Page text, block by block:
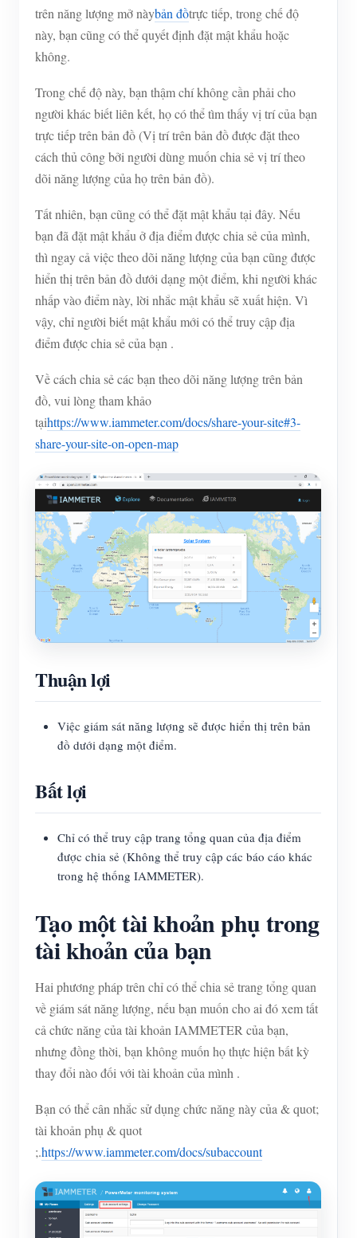
trên năng lượng mở nàybản đồtrực tiếp, trong chế độ
này, bạn cũng có thể quyết định đặt mật khẩu hoặc
không.
Trong chế độ này, bạn thậm chí không cần phải cho
người khác biết liên kết, họ có thể tìm thấy vị trí của bạn
trực tiếp trên bản đồ (Vị trí trên bản đồ được đặt theo
cách thủ công bởi người dùng muốn chia sẻ vị trí theo
dõi năng lượng của họ trên bản đồ).
Tất nhiên, bạn cũng có thể đặt mật khẩu tại đây. Nếu
bạn đã đặt mật khẩu ở địa điểm được chia sẻ của mình,
thì ngay cả việc theo dõi năng lượng của bạn cũng được
hiển thị trên bản đồ dưới dạng một điểm, khi người khác
nhấp vào điểm này, lời nhắc mật khẩu sẽ xuất hiện. Vì
vậy, chỉ người biết mật khẩu mới có thể truy cập địa
điểm được chia sẻ của bạn .
Về cách chia sẻ các bạn theo dõi năng lượng trên bản
đồ, vui lòng tham khảo
tạihttps://www.iammeter.com/docs/share-your-site#3-
share-your-site-on-open-map
Thuận lợi
Việc giám sát năng lượng sẽ được hiển thị trên bản
đồ dưới dạng một điểm.
Bất lợi
Chỉ có thể truy cập trang tổng quan của địa điểm
được chia sẻ (Không thể truy cập các báo cáo khác
trong hệ thống IAMMETER).
Tạo một tài khoản phụ trong
tài khoản của bạn
Hai phương pháp trên chỉ có thể chia sẻ trang tổng quan
về giám sát năng lượng, nếu bạn muốn cho ai đó xem tất
cả chức năng của tài khoản IAMMETER của bạn,
nhưng đồng thời, bạn không muốn họ thực hiện bất kỳ
thay đổi nào đối với tài khoản của mình .
Bạn có thể cân nhắc sử dụng chức năng này của & quot;
tài khoản phụ & quot
;.https://www.iammeter.com/docs/subaccount